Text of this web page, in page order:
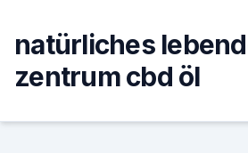
content
natürliches
zentrum cbd öl